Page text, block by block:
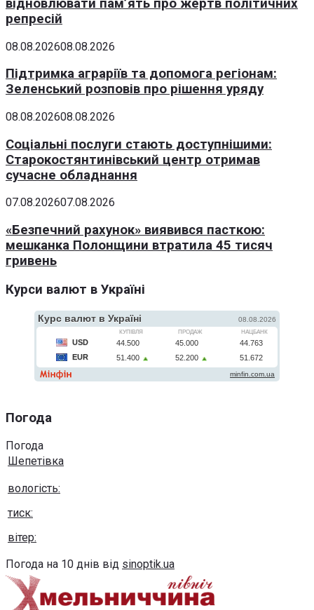
відновлювати пам’ять про жертв політичних
репресій
08.08.202608.08.2026
Підтримка аграріїв та допомога регіонам:
Зеленський розповів про рішення уряду
08.08.202608.08.2026
Соціальні послуги стають доступнішими:
Старокостянтинівський центр отримав
сучасне обладнання
07.08.202607.08.2026
«Безпечний рахунок» виявився пасткою:
мешканка Полонщини втратила 45 тисяч
гривень
Курси валют в Україні
Погода
Погода
Шепетівка
вологість:
тиск:
вітер:
Погода на 10 днів від sinoptik.ua